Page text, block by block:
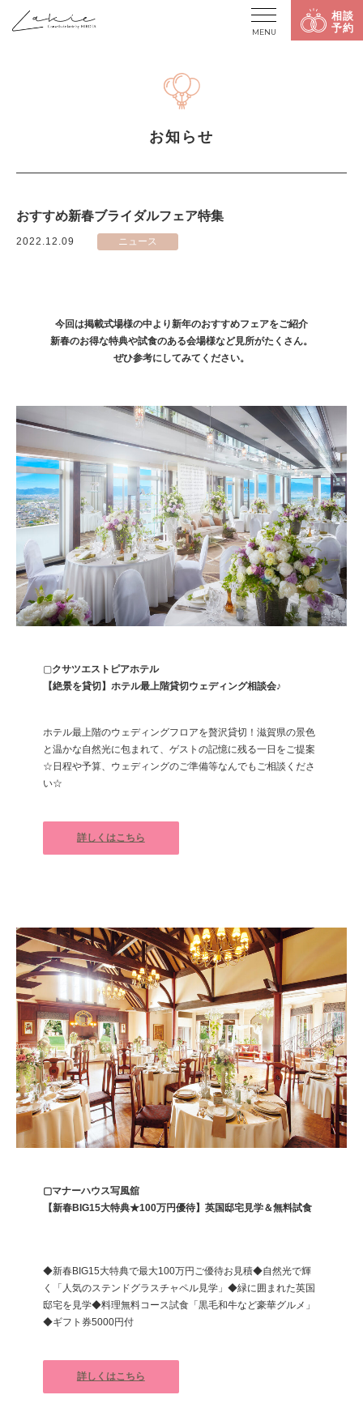
相談
予約
MENU
お知らせ
おすすめ新春ブライダルフェア特集
2022.12.09 ニュース
今回は掲載式場様の中より新年のおすすめフェアをご紹介
新春のお得な特典や試食のある会場様など見所がたくさん。
ぜひ参考にしてみてください。
▢クサツエストピアホテル
【絶景を貸切】ホテル最上階貸切ウェディング相談会♪
ホテル最上階のウェディングフロアを贅沢貸切！滋賀県の景色
と温かな自然光に包まれて、ゲストの記憶に残る一日をご提案
☆日程や予算、ウェディングのご準備等なんでもご相談くださ
い☆
詳しくはこちら
▢マナーハウス写風舘
【新春BIG15大特典★100万円優待】英国邸宅見学＆無料試食
◆新春BIG15大特典で最大100万円ご優待お見積◆自然光で輝
く「人気のステンドグラスチャペル見学」◆緑に囲まれた英国
邸宅を見学◆料理無料コース試食「黒毛和牛など豪華グルメ」
◆ギフト券5000円付
詳しくはこちら